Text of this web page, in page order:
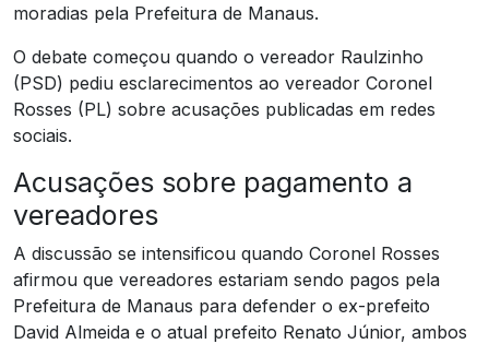
moradias pela Prefeitura de Manaus.
O debate começou quando o vereador Raulzinho
(PSD) pediu esclarecimentos ao vereador Coronel
Rosses (PL) sobre acusações publicadas em redes
sociais.
Acusações sobre pagamento a
vereadores
A discussão se intensificou quando Coronel Rosses
afirmou que vereadores estariam sendo pagos pela
Prefeitura de Manaus para defender o ex-prefeito
David Almeida e o atual prefeito Renato Júnior, ambos